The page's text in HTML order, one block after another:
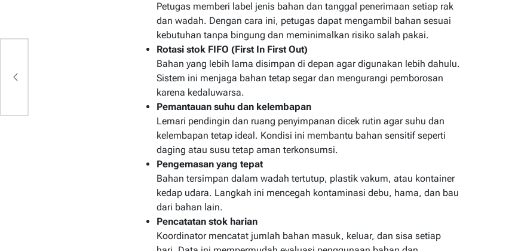
Petugas memberi label jenis bahan dan tanggal penerimaan setiap rak
dan wadah. Dengan cara ini, petugas dapat mengambil bahan sesuai
kebutuhan tanpa bingung dan meminimalkan risiko salah pakai.
Rotasi stok FIFO (First In First Out)
Bahan yang lebih lama disimpan di depan agar digunakan lebih dahulu.
Sistem ini menjaga bahan tetap segar dan mengurangi pemborosan
karena kedaluwarsa.
Pemantauan suhu dan kelembapan
Lemari pendingin dan ruang penyimpanan dicek rutin agar suhu dan
kelembapan tetap ideal. Kondisi ini membantu bahan sensitif seperti
daging atau susu tetap aman terkonsumsi.
Pengemasan yang tepat
Bahan tersimpan dalam wadah tertutup, plastik vakum, atau kontainer
kedap udara. Langkah ini mencegah kontaminasi debu, hama, dan bau
dari bahan lain.
Pencatatan stok harian
Koordinator mencatat jumlah bahan masuk, keluar, dan sisa setiap